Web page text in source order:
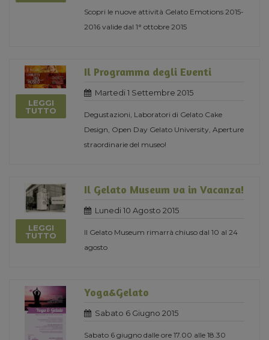
Scopri le nuove attività Gelato Emotions 2015-
2016 valide dal 1° ottobre 2015
LEGGI
TUTTO
Il Programma degli Eventi
Martedi 1 Settembre 2015
Degustazioni, Laboratori di Gelato Cake
Design, Open Day Gelato University, Aperture
straordinarie del museo!
LEGGI
TUTTO
Il Gelato Museum va in Vacanza!
Lunedi 10 Agosto 2015
Il Gelato Museum rimarrà chiuso dal 10 al 24
agosto
Yoga&Gelato
Sabato 6 Giugno 2015
Sabato 6 giugno dalle ore 17.00 alle 18.30